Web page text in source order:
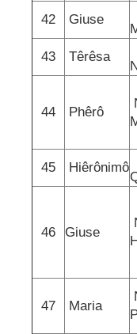
42 Giuse
43 Têrêsa
44 Phêrô
45 Hiêrônimô
46 Giuse
47 Maria